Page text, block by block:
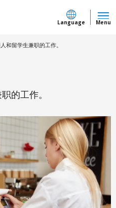
Language Menu
和留学生兼职的工作。
的工作。